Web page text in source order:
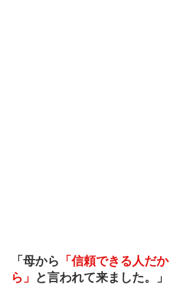
「母から 「信頼できる人だか
ら」 と言われて来ました。」